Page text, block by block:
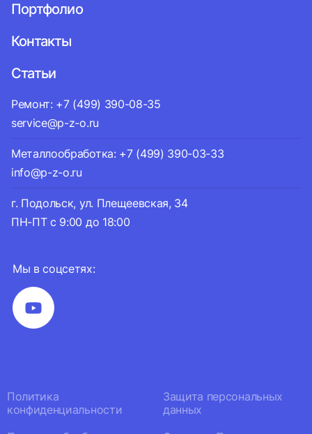
Мы в соцсетях:
Портфолио
Контакты
Статьи
Ремонт: +7 (499) 390-08-35
service@p-z-o.ru
Металлообработка: +7 (499) 390-03-33
info@p-z-o.ru
г. Подольск, ул. Плещеевская, 34
ПН-ПТ с 9:00 до 18:00
Политика
конфиденциальности
Защита персональных
данных